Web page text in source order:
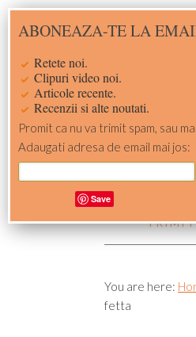
Skip
to
Skip
to
Skip
to
Skip
to
You are here:
fetta
ABONEAZA-TE LA
Retete noi.
Clipuri video noi.
Articole recente.
Recenzii si alte noutati.
Promit ca nu va trimit spam, sau
Adaugati adresa de email mai jos:
Save